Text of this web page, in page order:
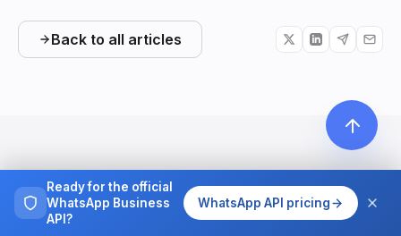
Back to all articles
MORE
More articles & tutorials
Ready for the official
WhatsApp Business
API?
WhatsApp API pricing